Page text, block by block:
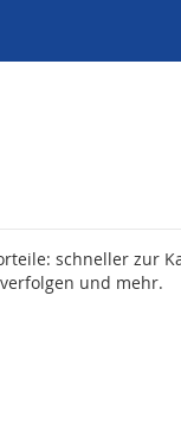
schneller zur
und mehr.